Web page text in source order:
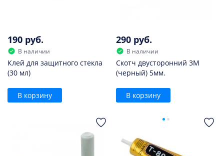
190 руб.
В наличии
Клей для защитного стекла
(30 мл)
В корзину
290 руб.
В наличии
Скотч двусторонний 3M
(черный) 5мм.
В корзину